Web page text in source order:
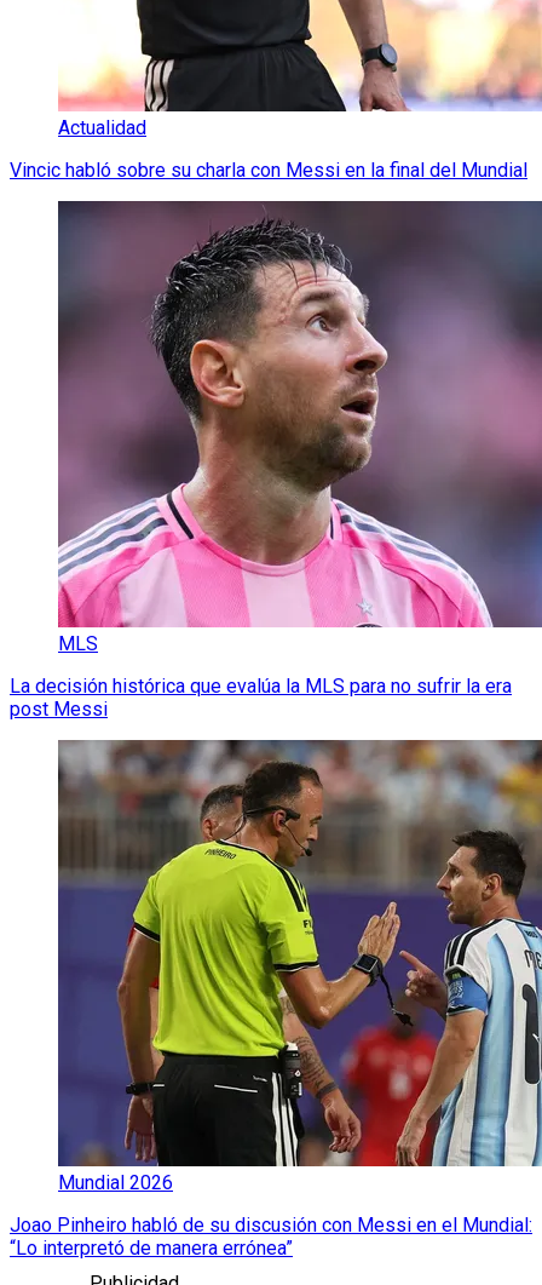
Actualidad
Vincic habló sobre su charla con Messi en la final del Mundial
MLS
La decisión histórica que evalúa la MLS para no sufrir la era
post Messi
Mundial 2026
Joao Pinheiro habló de su discusión con Messi en el Mundial:
“Lo interpretó de manera errónea”